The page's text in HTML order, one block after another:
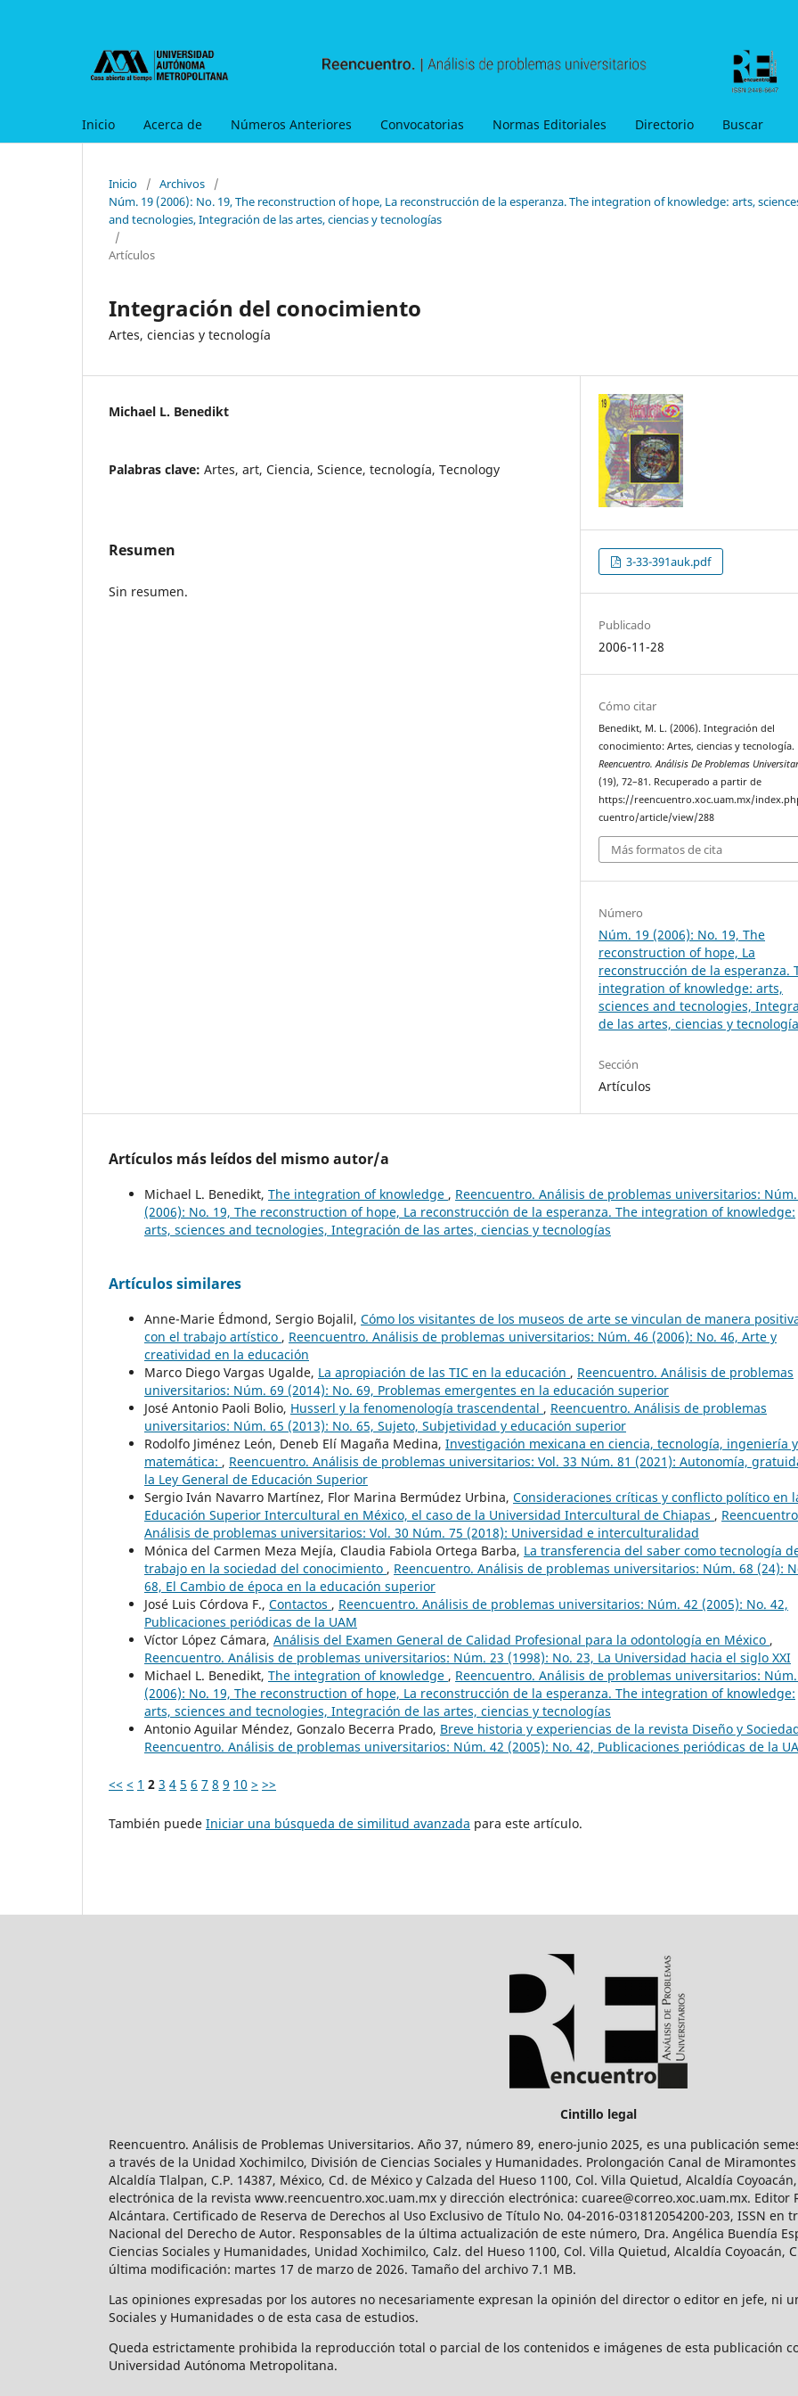
Inicio Acerca de Números Anteriores Convocatorias Normas Editoriales Directorio Buscar
Inicio / Archivos
/
Núm. 19 (2006): No. 19, The reconstruction of hope, La reconstrucción de la esperanza. The integration of knowledge: arts,
and tecnologies, Integración de las artes, ciencias y tecnologías
/
Artículos
Integración del conocimiento
Artes, ciencias y tecnología
Michael L. Benedikt
Palabras clave: Artes, art, Ciencia, Science, tecnología, Tecnology
Resumen
Sin resumen.
3-33-391auk.pdf
Publicado
2006-11-28
Cómo citar
Benedikt, M. L. (2006). Integración del
conocimiento: Artes, ciencias y tecnología.
Reencuentro. Análisis De Problemas
(19), 72–81. Recuperado a partir de
https://reencuentro.xoc.uam.mx/
cuentro/article/view/288
Más formatos de cita
Número
Núm. 19 (2006): No. 19, The
reconstruction of hope, La
reconstrucción de la esperanza.
integration of knowledge: arts,
sciences and tecnologies,
de las artes, ciencias y
Sección
Artículos
Artículos más leídos del mismo autor/a
Michael L. Benedikt, The integration of knowledge , Reencuentro. Análisis de problemas universitarios:
(2006): No. 19, The reconstruction of hope, La reconstrucción de la esperanza. The integration of knowledge:
arts, sciences and tecnologies, Integración de las artes, ciencias y tecnologías
Artículos similares
Anne-Marie Édmond, Sergio Bojalil, Cómo los visitantes de los museos de arte se vinculan de manera
con el trabajo artístico , Reencuentro. Análisis de problemas universitarios: Núm. 46 (2006): No. 46, Arte y
creatividad en la educación
Marco Diego Vargas Ugalde, La apropiación de las TIC en la educación , Reencuentro. Análisis de problemas
universitarios: Núm. 69 (2014): No. 69, Problemas emergentes en la educación superior
José Antonio Paoli Bolio, Husserl y la fenomenología trascendental , Reencuentro. Análisis de problemas
universitarios: Núm. 65 (2013): No. 65, Sujeto, Subjetividad y educación superior
Rodolfo Jiménez León, Deneb Elí Magaña Medina, Investigación mexicana en ciencia, tecnología, ingeniería y
matemática: , Reencuentro. Análisis de problemas universitarios: Vol. 33 Núm. 81 (2021): Autonomía,
la Ley General de Educación Superior
Sergio Iván Navarro Martínez, Flor Marina Bermúdez Urbina, Consideraciones críticas y conflicto político en
Educación Superior Intercultural en México, el caso de la Universidad Intercultural de Chiapas ,
Análisis de problemas universitarios: Vol. 30 Núm. 75 (2018): Universidad e interculturalidad
Mónica del Carmen Meza Mejía, Claudia Fabiola Ortega Barba, La transferencia del saber como tecnología
trabajo en la sociedad del conocimiento , Reencuentro. Análisis de problemas universitarios: Núm. 68 (24):
68, El Cambio de época en la educación superior
José Luis Córdova F., Contactos , Reencuentro. Análisis de problemas universitarios: Núm. 42 (2005): No. 42,
Publicaciones periódicas de la UAM
Víctor López Cámara, Análisis del Examen General de Calidad Profesional para la odontología en México ,
Reencuentro. Análisis de problemas universitarios: Núm. 23 (1998): No. 23, La Universidad hacia el siglo XXI
Michael L. Benedikt, The integration of knowledge , Reencuentro. Análisis de problemas universitarios:
(2006): No. 19, The reconstruction of hope, La reconstrucción de la esperanza. The integration of knowledge:
arts, sciences and tecnologies, Integración de las artes, ciencias y tecnologías
Antonio Aguilar Méndez, Gonzalo Becerra Prado, Breve historia y experiencias de la revista Diseño y
Reencuentro. Análisis de problemas universitarios: Núm. 42 (2005): No. 42, Publicaciones periódicas de la
<< < 1 2 3 4 5 6 7 8 9 10 > >>
También puede Iniciar una búsqueda de similitud avanzada para este artículo.
Cintillo legal
Reencuentro. Análisis de Problemas Universitarios. Año 37, número 89, enero-junio 2025, es una publicación
a través de la Unidad Xochimilco, División de Ciencias Sociales y Humanidades. Prolongación Canal de Miramontes
Alcaldía Tlalpan, C.P. 14387, México, Cd. de México y Calzada del Hueso 1100, Col. Villa Quietud, Alcaldía
electrónica de la revista www.reencuentro.xoc.uam.mx y dirección electrónica: cuaree@correo.xoc.uam.mx. Editor
Alcántara. Certificado de Reserva de Derechos al Uso Exclusivo de Título No. 04-2016-031812054200-203, ISSN
Nacional del Derecho de Autor. Responsables de la última actualización de este número, Dra. Angélica Buendía
Ciencias Sociales y Humanidades, Unidad Xochimilco, Calz. del Hueso 1100, Col. Villa Quietud, Alcaldía Coyoacán,
última modificación: martes 17 de marzo de 2026. Tamaño del archivo 7.1 MB.
Las opiniones expresadas por los autores no necesariamente expresan la opinión del director o editor en jefe, ni
Sociales y Humanidades o de esta casa de estudios.
Queda estrictamente prohibida la reproducción total o parcial de los contenidos e imágenes de esta publicación
Universidad Autónoma Metropolitana.